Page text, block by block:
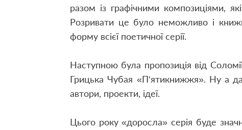
разом із графічними композиціями,
Розривати це було неможливо і
форму всієї поетичної серії.
Наступною була пропозиція від
Грицька Чубая «П’ятикнижжя». Ну а
автори, проекти, ідеї.
Цього року «доросла» серія буде